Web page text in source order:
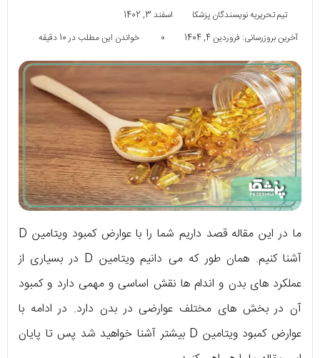
تیم تحریریه نویسندگان پزشکا
اسفند 3, 1402
آخرین بروزرسانی: فروردین 4, 1404
0 خواندن این مطلب در 10 دقیقه
ما در این مقاله قصد داریم شما را با عوارض کمبود ویتامین D
آشنا کنیم. همان طور که می دانیم ویتامین D در بسیاری از
عملکرد های بدن و اندام ها نقش اساسی و مهمی دارد و کمبود
آن در بخش های مختلف عوارضی در بدن دارد. در ادامه با
عوارض کمبود ویتامین D بیشتر آشنا خواهید شد پس تا پایان